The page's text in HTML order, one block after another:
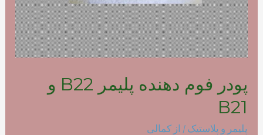
پودر فوم دهنده پلیمر B22 و
B21
پلیمر و پلاستیک / از کمالی